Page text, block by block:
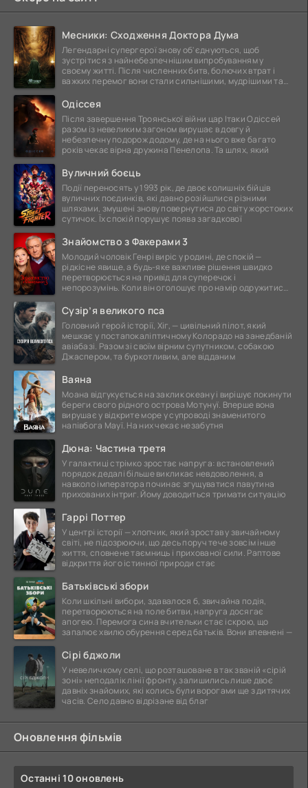
Месники: Сходження Доктора Дума
Легендарні супергерої знову об'єднуються, щоб
зустрітися з найнебезпечнішим випробуванням у
своєму житті. Після численних битв, болючих втрат і
важких перемог вони стали сильнішими, мудрішими та
Одіссея
Після завершення Троянської війни цар Ітаки Одіссей
разом із невеликим загоном вирушає в довгу й
небезпечну подорож додому, де на нього вже багато
років чекає вірна дружина Пенелопа. Та шлях, який
Вуличний боєць
Події переносять у 1993 рік, де двоє колишніх бійців
вуличних поєдинків, які давно розійшлися різними
шляхами, змушені знову повернутися до світу жорстоких
сутичок. Їх спокій порушує поява загадкової
Знайомство з Факерами 3
Молодий чоловік Генрі виріс у родині, де спокій —
рідкісне явище, а будь-яке важливе рішення швидко
перетворюється на привід для суперечок і
непорозумінь. Коли він оголошує про намір одружитися,
Сузір’я великого пса
Головний герой історії, Хіг, — цивільний пілот, який
мешкає у постапокаліптичному Колорадо на занедбаній
авіабазі. Разом зі своїм вірним супутником, собакою
Джаспером, та буркотливим, але відданим
Ваяна
Моана відгукується на заклик океану і вирішує покинути
береги свого рідного острова Мотунуї. Вперше вона
вирушає у відкрите море у супроводі знаменитого
напівбога Мауї. На них чекає незабутня
Дюна: Частина третя
У галактиці стрімко зростає напруга: встановлений
порядок дедалі більше викликає невдоволення, а
навколо імператора починає згущуватися павутина
прихованих інтриг. Йому доводиться тримати ситуацію
Гаррі Поттер
У центрі історії — хлопчик, який зростав у звичайному
світі, не підозрюючи, що десь поруч тече зовсім інше
життя, сповнене таємниць і прихованої сили. Раптове
відкриття його істинної природи стає
Батьківські збори
Коли шкільні вибори, здавалося б, звичайна подія,
перетворюються на поле битви, напруга досягає
апогею. Перемога сина вчительки стає іскрою, що
запалює хвилю обурення серед батьків. Вони впевнені —
Сірі бджоли
У невеличкому селі, що розташоване в так званій «сірій
зоні» неподалік лінії фронту, залишились лише двоє
давніх знайомих, які колись були ворогами ще з дитячих
часів. Село давно відрізане від благ
Оновлення фільмів
Останні 10 оновлень